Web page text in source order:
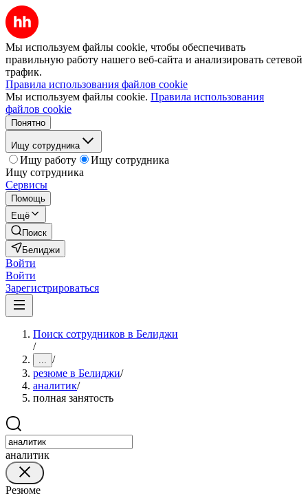
Мы используем файлы cookie, чтобы обеспечивать
правильную работу нашего веб-сайта и анализировать сетевой
трафик.
Правила использования файлов cookie
Мы используем файлы cookie. Правила использования
файлов cookie
Понятно
Ищу сотрудника
Ищу работу
Ищу сотрудника
Ищу сотрудника
Сервисы
Помощь
Ещё
Поиск
Белиджи
Войти
Войти
Зарегистрироваться
Поиск сотрудников в Белиджи
/
... /
резюме в Белиджи/
аналитик/
полная занятость
аналитик
Резюме